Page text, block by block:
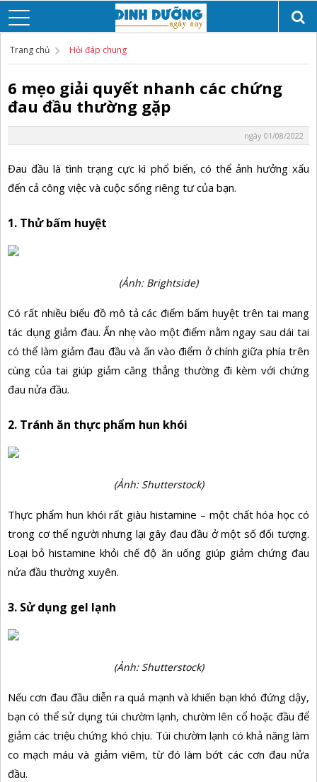
Trang chủ Hỏi đáp chung
6 mẹo giải quyết nhanh các chứng
đau đầu thường gặp
ngày 01/08/2022
Đau đầu là tình trạng cực kì phổ biến, có thể ảnh hưởng xấu
đến cả công việc và cuộc sống riêng tư của bạn.
1. Thử bấm huyệt
(Ảnh: Brightside)
Có rất nhiều biểu đồ mô tả các điểm bấm huyệt trên tai mang
tác dụng giảm đau. Ấn nhẹ vào một điểm nằm ngay sau dái tai
có thể làm giảm đau đầu và ấn vào điểm ở chính giữa phía trên
cùng của tai giúp giảm căng thẳng thường đi kèm với chứng
đau nửa đầu.
2. Tránh ăn thực phẩm hun khói
(Ảnh: Shutterstock)
Thực phẩm hun khói rất giàu histamine – một chất hóa học có
trong cơ thể người nhưng lại gây đau đầu ở một số đối tượng.
Loại bỏ histamine khỏi chế độ ăn uống giúp giảm chứng đau
nửa đầu thường xuyên.
3. Sử dụng gel lạnh
(Ảnh: Shutterstock)
Nếu cơn đau đầu diễn ra quá mạnh và khiến bạn khó đứng dậy,
bạn có thể sử dụng túi chườm lạnh, chườm lên cổ hoặc đầu để
giảm các triệu chứng khó chịu. Túi chườm lạnh có khả năng làm
co mạch máu và giảm viêm, từ đó làm bớt các cơn đau nửa
đầu.